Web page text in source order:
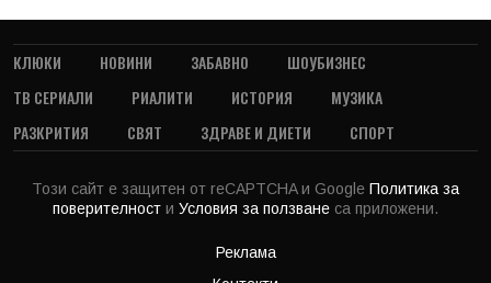
КЛЮКИ НОВИНИ ЗАБАВНО
ШОУБИЗНЕС
ТВ СЕРИАЛИ
РИАЛИТИ ИСТОРИЯ
МУЗИКА
РАЗКРИТИЯ
СВЯТ ЗДРАВЕ И ДИЕТИ СПОРТ
Този сайт е защитен от reCAPTCHA и Google Политика за
поверителност и Условия за ползване са приложени.
Реклама